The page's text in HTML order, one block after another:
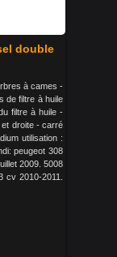
double
à cames -
de filtre à huile
filtre à huile -
et droite - carré
utilisation :
peugeot 308
2009. 5008
cv 2010-2011.